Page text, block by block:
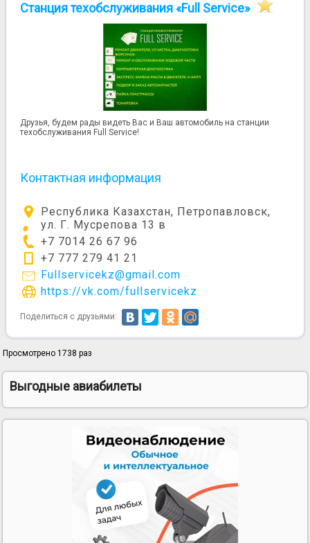
Станция техобслуживания «Full Service»
Друзья, будем рады видеть Вас и Ваш автомобиль на станции
техобслуживания Full Service!
Контактная информация
Республика Казахстан, Петропавловск,
ул. Г. Мусрепова 13 в
+7 7014 26 67 96
+7 777 279 41 21
Fullservicekz@gmail.com
https://vk.com/fullservicekz
Поделиться с друзьями:
Просмотрено 1738 раз
Выгодные авиабилеты